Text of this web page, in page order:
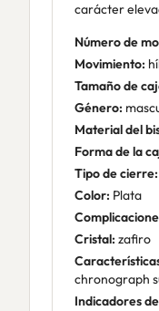
carácter
Número de
Movimiento:
Tamaño de
Género:
Material del
Forma de la
Tipo de cierre:
Color: Plata
Cristal: zafiro
chronograph
Indicadores